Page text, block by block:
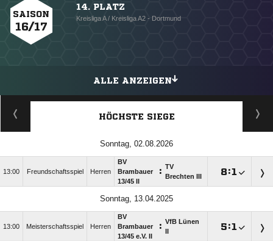
SAISON
16/17
14. PLATZ
Kreisliga A / Kreisliga A2 - Dortmund
ALLE ANZEIGEN
HÖCHSTE SIEGE
Sonntag, 02.08.2026
13:00 Freundschaftsspiel Herren
BV
Brambauer
13/​45 II
: TV
Brechten III
:
Sonntag, 13.04.2025
13:00 Meisterschaftsspiel Herren
BV
Brambauer
13/​45 e.V. II
: VfB Lünen
: